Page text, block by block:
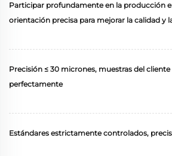
Participar profundamente en la producción
orientación precisa para mejorar la calidad y
Precisión ≤ 30 micrones, muestras del
perfectamente
Estándares estrictamente controlados,